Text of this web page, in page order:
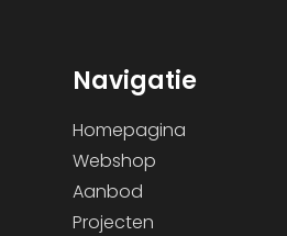
Navigatie
Homepagina
Webshop
Aanbod
Projecten